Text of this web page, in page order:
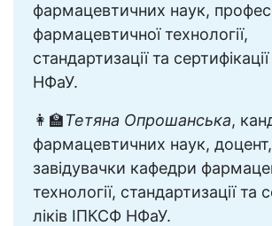
фармацевтичних наук,
фармацевтичної технології,
стандартизації та
НФаУ.
👩‍🏫Тетяна Опрошанська,
фармацевтичних наук,
завідувачки кафедри
технології, стандартизації та
ліків ІПКСФ НФаУ.